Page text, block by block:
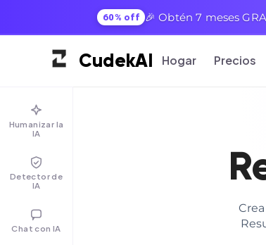
60% off 🎉 Obtén 7 meses
CudekAI Hogar Precios
Humanizar la
IA
Detector de
IA
Chat con IA